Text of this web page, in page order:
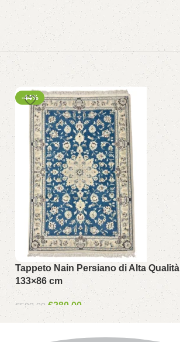
-44%
Tappeto Nain Persiano di Alta Qualità
133×86 cm
€500.00 €280.00